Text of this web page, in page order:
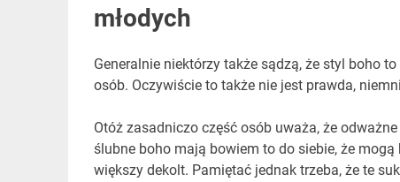
młodych
Generalnie niektórzy także sądzą, że styl boho
osób. Oczywiście to także nie jest prawda,
Otóż zasadniczo część osób uważa, że
ślubne boho mają bowiem to do siebie, że
większy dekolt. Pamiętać jednak trzeba, że te